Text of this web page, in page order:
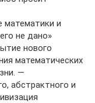
математики и
не дано»
нового
математических
—
абстрактного и